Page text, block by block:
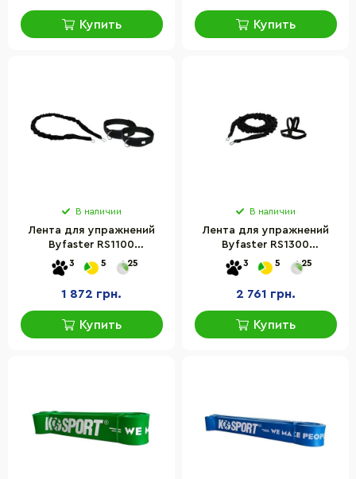
Купить Купить
В наличии
Лента для упражнений
Byfaster RS1100
inSPORTline 7341 длина
160 см
3 5 25
1 872 грн.
Купить
В наличии
Лента для упражнений
Byfaster RS1300
inSPORTline 7342-ISL
3 5 25
2 761 грн.
Купить